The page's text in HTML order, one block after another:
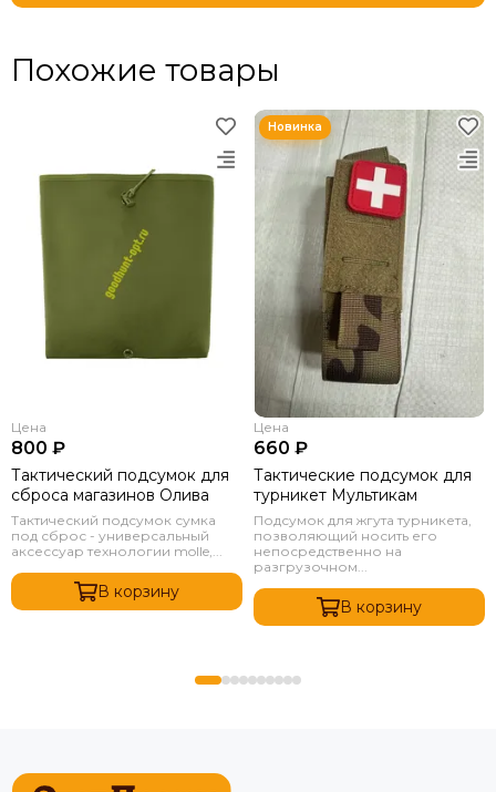
Похожие товары
Цена
800 ₽
Тактический подсумок для
сброса магазинов Олива
Тактический подсумок сумка
под сброс - универсальный
аксессуар технологии molle,...
В корзину
Цена
660 ₽
Тактические подсумок для
турникет Мультикам
Подсумок для жгута турникета,
позволяющий носить его
непосредственно на
разгрузочном...
В корзину